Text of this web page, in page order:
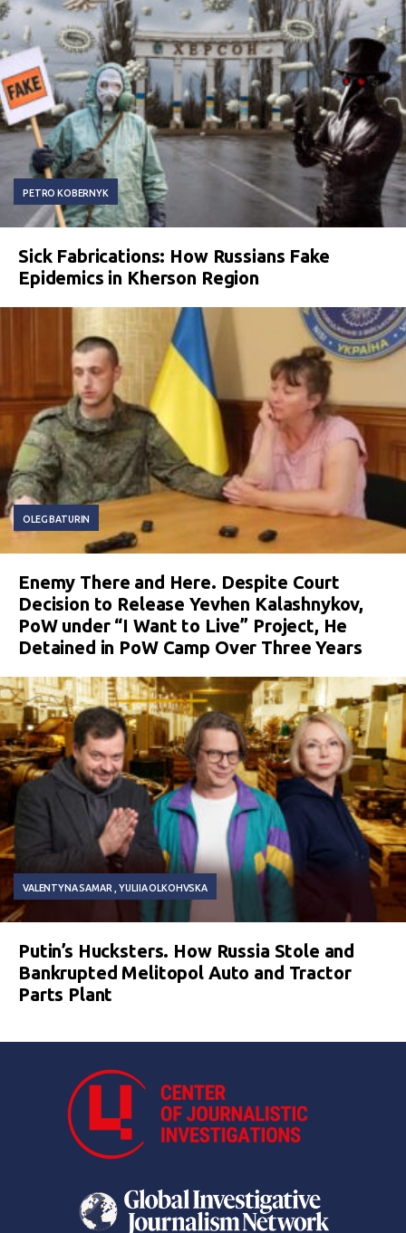
PETRO KOBERNYK
Sick Fabrications: How Russians Fake
Epidemics in Kherson Region
OLEG BATURIN
Enemy There and Here. Despite Court
Decision to Release Yevhen Kalashnykov,
PoW under “I Want to Live” Project, He
Detained in PoW Camp Over Three Years
VALENTYNA SAMAR YULIIA OLKOHVSKA
Putin’s Hucksters. How Russia Stole and
Bankrupted Melitopol Auto and Tractor
Parts Plant